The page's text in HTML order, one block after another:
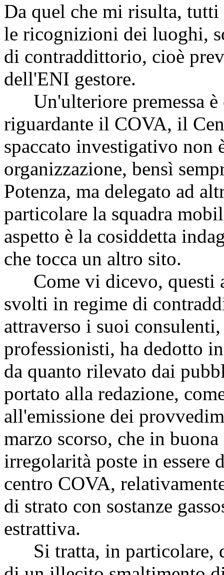
Da quel che mi risulta,
le ricognizioni dei luoghi,
di contraddittorio, cioè
dell'ENI gestore.
Un'ulteriore premessa è
riguardante il COVA, il
spaccato investigativo non
organizzazione, bensì
Potenza, ma delegato ad
particolare la squadra
aspetto è la cosiddetta
che tocca un altro sito.
Come vi dicevo, questi
svolti in regime di
attraverso i suoi
professionisti, ha dedotto
da quanto rilevato dai
portato alla redazione,
all'emissione dei
marzo scorso, che in
irregolarità poste in
centro COVA,
di strato con sostanze
estrattiva.
Si tratta, in particolare,